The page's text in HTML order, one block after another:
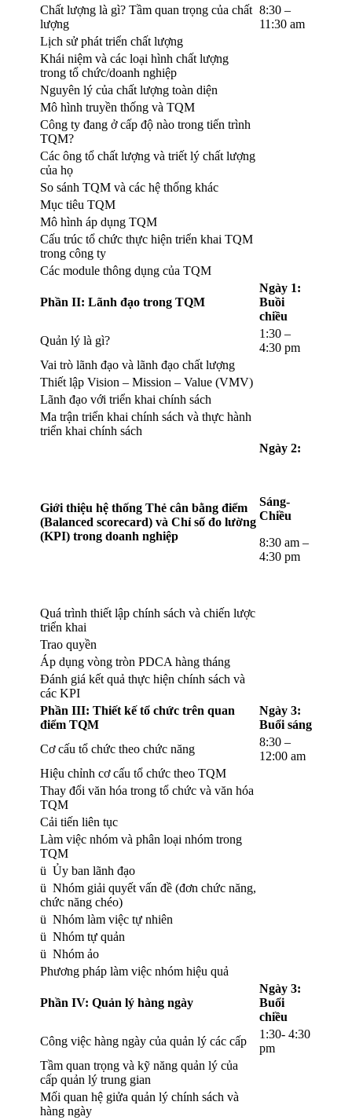
Chất lượng là gì? Tầm quan trọng của chất
lượng
8:30 –
11:30 am
Lịch sử phát triển chất lượng
Khái niệm và các loại hình chất lượng
trong tổ chức/doanh nghiệp
Nguyên lý của chất lượng toàn diện
Mô hình truyền thống và TQM
Công ty đang ở cấp độ nào trong tiến trình
TQM?
Các ông tổ chất lượng và triết lý chất lượng
của họ
So sánh TQM và các hệ thống khác
Mục tiêu TQM
Mô hình áp dụng TQM
Cấu trúc tổ chức thực hiện triển khai TQM
trong công ty
Các module thông dụng của TQM
Phần II: Lãnh đạo trong TQM
Ngày 1:
Buồi
chiều
Quản lý là gì?
1:30 –
4:30 pm
Vai trò lãnh đạo và lãnh đạo chất lượng
Thiết lập Vision – Mission – Value (VMV)
Lãnh đạo với triển khai chính sách
Ma trận triển khai chính sách và thực hành
triển khai chính sách
Giới thiệu hệ thống Thẻ cân bằng điểm
(Balanced scorecard) và Chỉ số đo lường
(KPI) trong doanh nghiệp
Ngày 2:
Sáng-
Chiều
8:30 am –
4:30 pm
Quá trình thiết lập chính sách và chiến lược
triển khai
Trao quyền
Áp dụng vòng tròn PDCA hàng tháng
Đánh giá kết quả thực hiện chính sách và
các KPI
Phần III: Thiết kế tổ chức trên quan
điểm TQM
Ngày 3:
Buổi sáng
Cơ cấu tổ chức theo chức năng
8:30 –
12:00 am
Hiệu chỉnh cơ cấu tổ chức theo TQM
Thay đổi văn hóa trong tổ chức và văn hóa
TQM
Cải tiến liên tục
Làm việc nhóm và phân loại nhóm trong
TQM
ü Ủy ban lãnh đạo
ü Nhóm giải quyết vấn đề (đơn chức năng,
chức năng chéo)
ü Nhóm làm việc tự nhiên
ü Nhóm tự quản
ü Nhóm ảo
Phương pháp làm việc nhóm hiệu quả
Phần IV: Quản lý hàng ngày
Ngày 3:
Buổi
chiều
Công việc hàng ngày của quản lý các cấp
1:30- 4:30
pm
Tầm quan trọng và kỹ năng quản lý của
cấp quản lý trung gian
Mối quan hệ giửa quản lý chính sách và
hàng ngày